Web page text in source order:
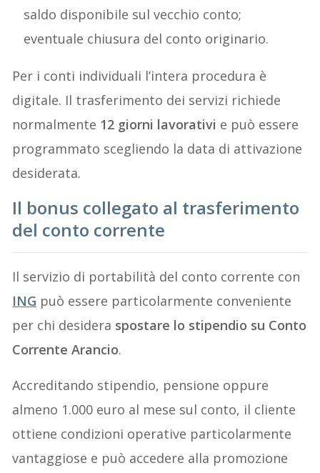
saldo disponibile sul vecchio conto;
eventuale chiusura del conto originario.
Per i conti individuali l’intera procedura è
digitale. Il trasferimento dei servizi richiede
normalmente 12 giorni lavorativi e può essere
programmato scegliendo la data di attivazione
desiderata.
Il bonus collegato al trasferimento
del conto corrente
Il servizio di portabilità del conto corrente con
ING può essere particolarmente conveniente
per chi desidera spostare lo stipendio su Conto
Corrente Arancio.
Accreditando stipendio, pensione oppure
almeno 1.000 euro al mese sul conto, il cliente
ottiene condizioni operative particolarmente
vantaggiose e può accedere alla promozione